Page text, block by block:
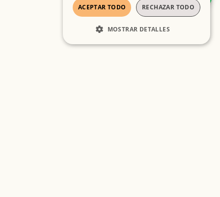
ACEPTAR TODO RECHAZAR TODO
MOSTRAR DETALLES
COOKIES ESTRICTAMENTE